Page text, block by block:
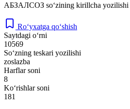
АБЗАЛСОЗ so‘zining kirillcha yozilishi
Ro‘yxatga qo‘shish
Saytdagi o‘rni
10569
So‘zning teskari yozilishi
zoslazba
Harflar soni
8
Ko‘rishlar soni
181